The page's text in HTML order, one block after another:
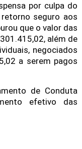
por culpa do
seguro aos
que o valor das
além de
negociados
a serem pagos
de Conduta
efetivo das